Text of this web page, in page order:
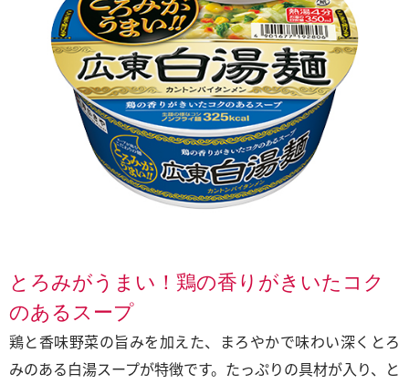
とろみがうまい！鶏の香りがきいたコク
のあるスープ
鶏と香味野菜の旨みを加えた、まろやかで味わい深くとろ
みのある白湯スープが特徴です。たっぷりの具材が入り、と